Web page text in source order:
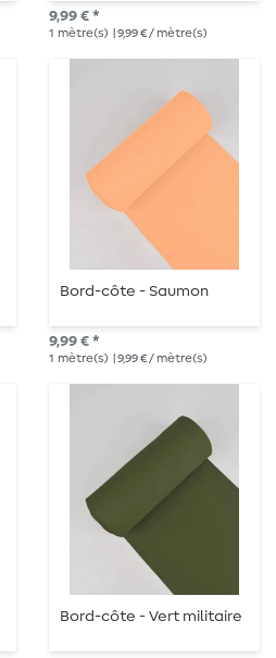
9,99 € *
1 mètre(s) | 9,99 € / mètre(s)
Bord-côte - Saumon
9,99 € *
1 mètre(s) | 9,99 € / mètre(s)
Bord-côte - Vert militaire